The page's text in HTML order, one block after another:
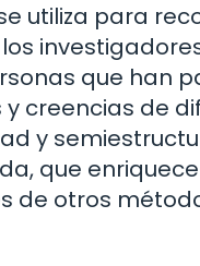
utiliza para
que han
creencias de
y
que
de otros